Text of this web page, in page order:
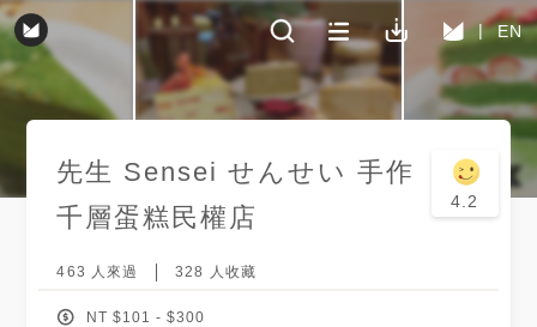
EN
先生 Sensei せんせい 手作
千層蛋糕 民權店
4.2
463 人來過 328 人收藏
NT $101 - $300